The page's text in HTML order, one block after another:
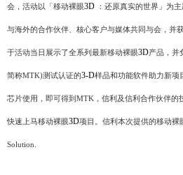
会，活动以「移动裸眼3D ：还原真实的世界」为
与海外的合作伙伴、核心客户与媒体共同与会，并
于活动当日展示了全系列最新移动裸眼3D产品，并
简称MTK)测试认证的3-D样品和功能软件助力新项
芯片使用，即可得到MTK，信利及信利合作伙伴的
快速上马移动裸眼3D项目。信利本次提供的移动裸
Solution.